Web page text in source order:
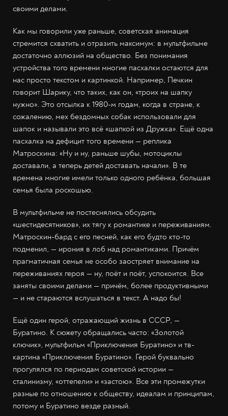
своими делами.
Как мы говорили уже раньше, советская анимация
стремится схватить и отразить максимум: в мультфильме
достаточно аллюзий на общество. Без понимания
устройства того времени многие пасхалки остаются для
нас просто текстом и картинкой. Например, Печкин
говорит Шарику, что таких, как он, «троих на шапку
нужно». Это отсылка к 1980-м годам, когда в стране, к
сожалению, мех бездомных собак использовали для
шапок и называли это всё «шапкой из Дружка». Ещё одна
пасхалка на дефицит того времени — реплика
Матроскина: «Ну и ну, раньше шубы, мотоциклы
доставали, а теперь детей доставать начали». В те
времена многие имели только одного ребёнка, большая
семья была роскошью.
В мультфильме не постеснялись обсудить
«шестидесятников», их тягу к романтике и переживаниям.
Матроскин-бард с его песней, как его будто кто-то
подменил, — ирония в лоб над романтиками. Причём
прагматичная семья не особо заостряет внимание на
переживаниях героя — ну, поёт и поёт, успокоится. Все
заняты своими делами — причём, более продуктивными
— и не стараются вслушаться в текст. А надо бы!
Ещё один герой, отражающий жизнь в СССР, —
Буратино. К сюжету обращались часто: «Золотой
ключик», мультфильм «Приключения Буратино» и тв-
картина «Приключения Буратино». Герой буквально
прогулялся по периодам советской истории —
сталинизму, «оттепели» и «застою». Все эти промежутки
разные по отношению к обществу, идеалам и принципам,
потому и Буратино везде разный.